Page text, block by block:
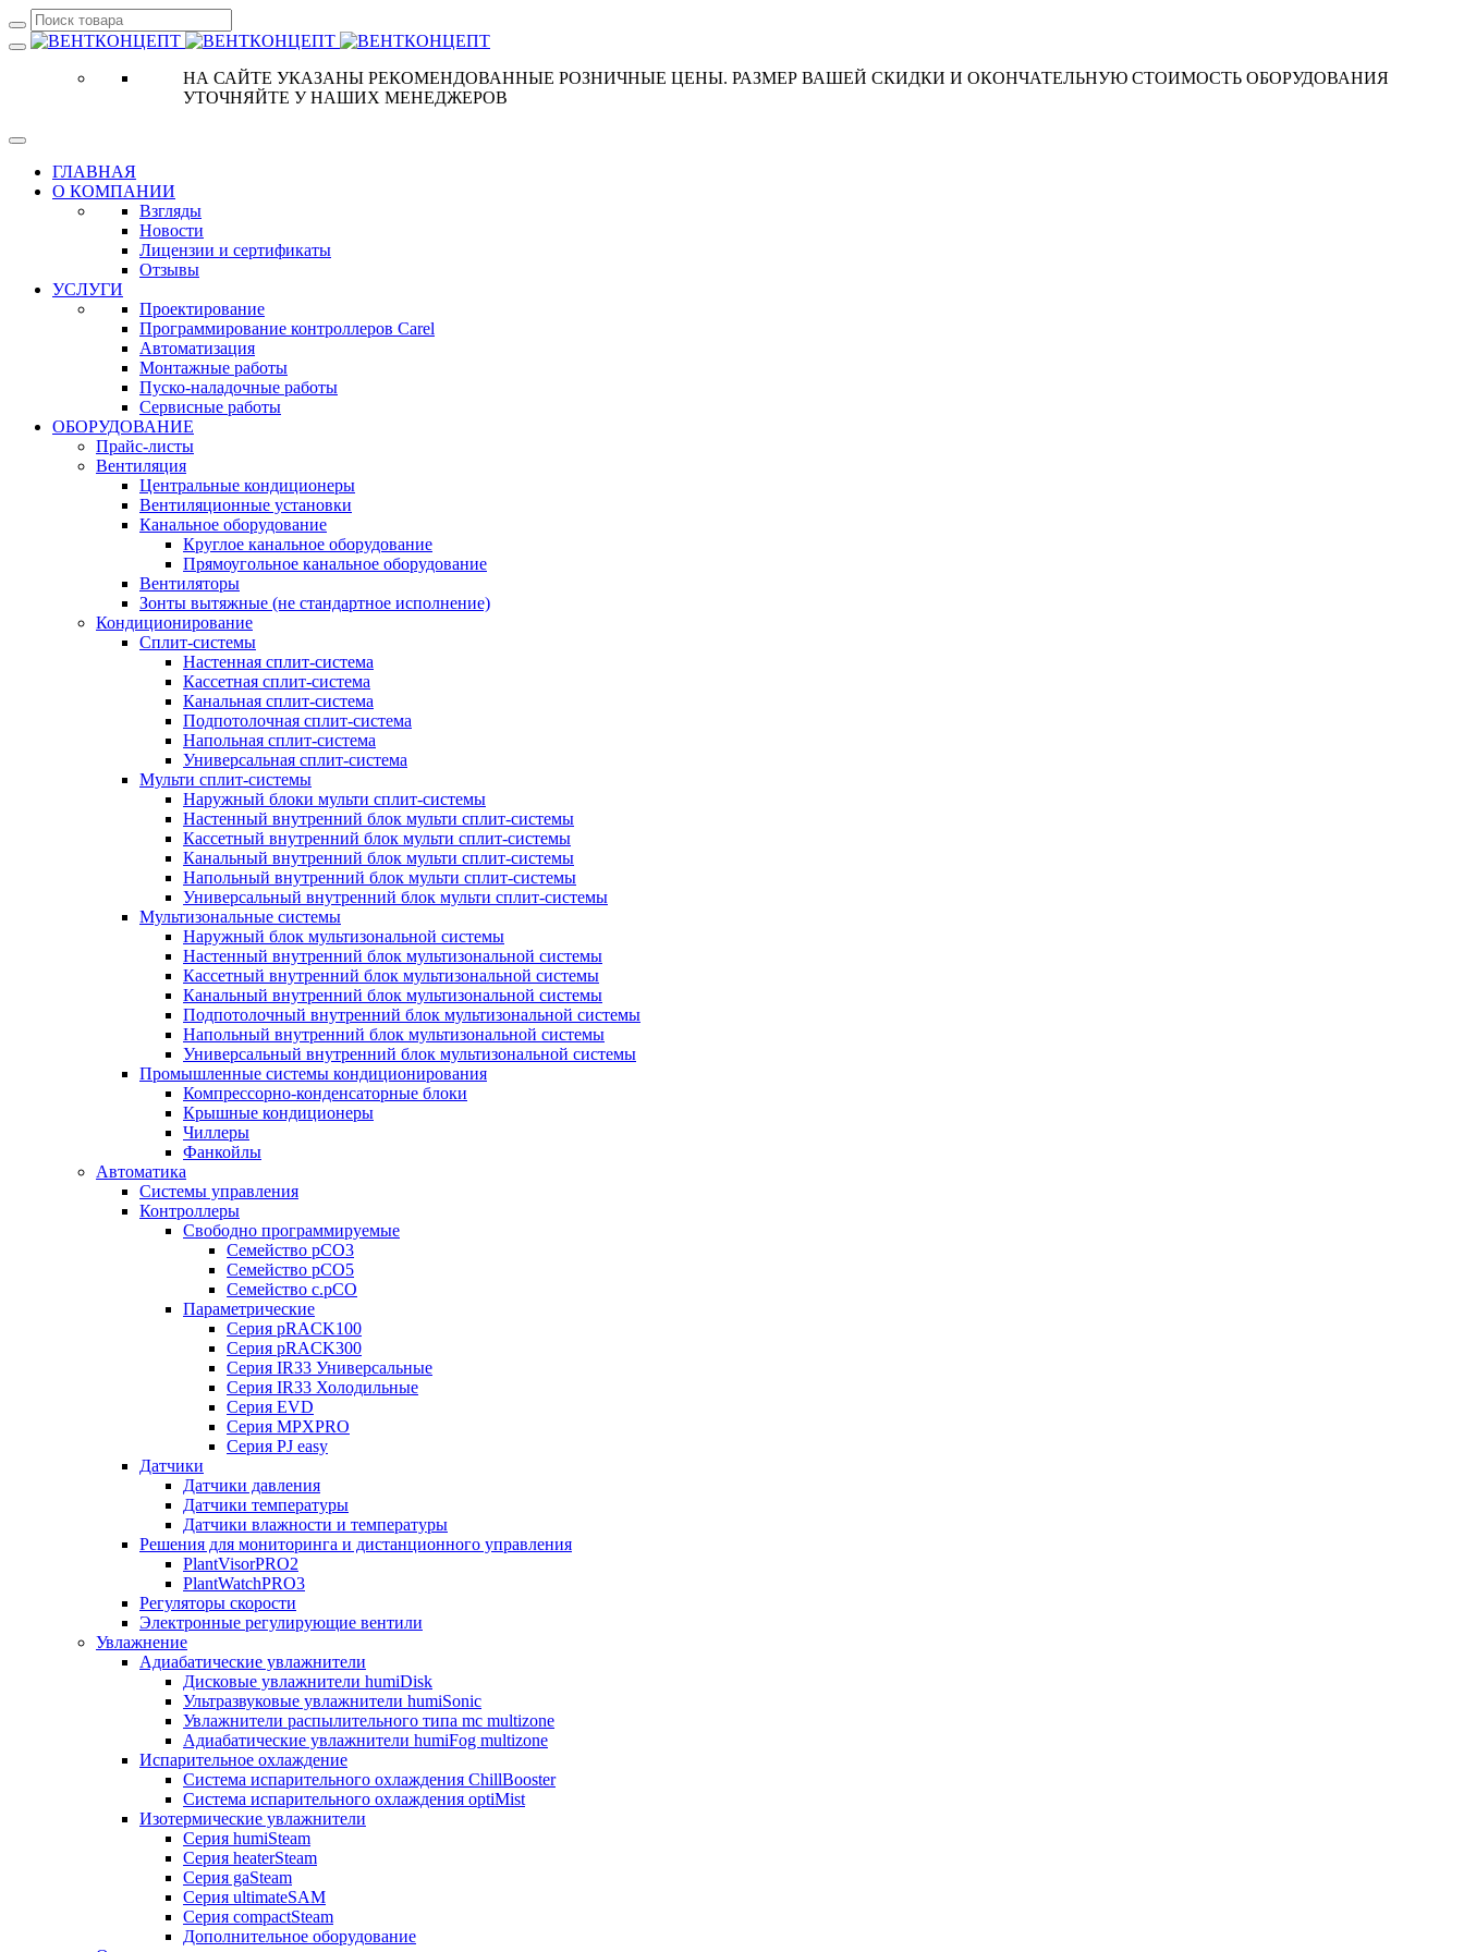
НА САЙТЕ УКАЗАНЫ РЕКОМЕНДОВАННЫЕ РОЗНИЧНЫЕ ЦЕНЫ. РАЗМЕР ВАШЕЙ СКИДКИ И ОКОНЧАТЕЛЬНУЮ СТОИМОСТЬ ОБОРУДОВАНИЯ
УТОЧНЯЙТЕ У НАШИХ МЕНЕДЖЕРОВ
ГЛАВНАЯ
О КОМПАНИИ
Взгляды
Новости
Лицензии и сертификаты
Отзывы
УСЛУГИ
Проектирование
Программирование контроллеров Carel
Автоматизация
Монтажные работы
Пуско-наладочные работы
Сервисные работы
ОБОРУДОВАНИЕ
Прайс-листы
Вентиляция
Центральные кондиционеры
Вентиляционные установки
Канальное оборудование
Круглое канальное оборудование
Прямоугольное канальное оборудование
Вентиляторы
Зонты вытяжные (не стандартное исполнение)
Кондиционирование
Сплит-системы
Настенная сплит-система
Кассетная сплит-система
Канальная сплит-система
Подпотолочная сплит-система
Напольная сплит-система
Универсальная сплит-система
Мульти сплит-системы
Наружный блоки мульти сплит-системы
Настенный внутренний блок мульти сплит-системы
Кассетный внутренний блок мульти сплит-системы
Канальный внутренний блок мульти сплит-системы
Напольный внутренний блок мульти сплит-системы
Универсальный внутренний блок мульти сплит-системы
Мультизональные системы
Наружный блок мультизональной системы
Настенный внутренний блок мультизональной системы
Кассетный внутренний блок мультизональной системы
Канальный внутренний блок мультизональной системы
Подпотолочный внутренний блок мультизональной системы
Напольный внутренний блок мультизональной системы
Универсальный внутренний блок мультизональной системы
Промышленные системы кондиционирования
Компрессорно-конденсаторные блоки
Крышные кондиционеры
Чиллеры
Фанкойлы
Автоматика
Системы управления
Контроллеры
Свободно программируемые
Семейство pCO3
Семейство pCO5
Семейство c.pCO
Параметрические
Серия pRACK100
Серия pRACK300
Серия IR33 Универсальные
Серия IR33 Холодильные
Серия EVD
Серия MPXPRO
Серия PJ easy
Датчики
Датчики давления
Датчики температуры
Датчики влажности и температуры
Решения для мониторинга и дистанционного управления
PlantVisorPRO2
PlantWatchPRO3
Регуляторы скорости
Электронные регулирующие вентили
Увлажнение
Адиабатические увлажнители
Дисковые увлажнители humiDisk
Ультразвуковые увлажнители humiSonic
Увлажнители распылительного типа mc multizone
Адиабатические увлажнители humiFog multizone
Испарительное охлаждение
Система испарительного охлаждения ChillBooster
Система испарительного охлаждения optiMist
Изотермические увлажнители
Серия humiSteam
Серия heaterSteam
Серия gaSteam
Серия ultimateSAM
Серия compactSteam
Дополнительное оборудование